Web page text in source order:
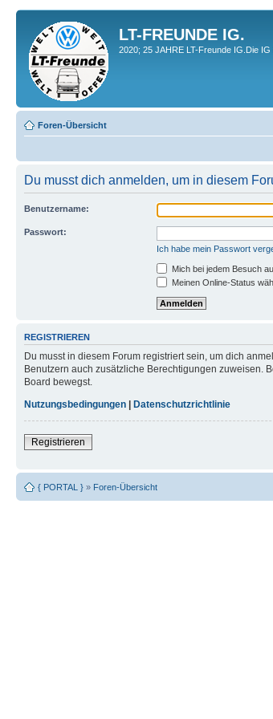
LT-FREUNDE IG.
2020; 25 JAHRE LT-Freunde IG.Die
Foren-Übersicht
Du musst dich anmelden, um in diesem
Benutzername:
Passwort:
Ich habe mein Passwort
Mich bei jedem Besuch
Meinen Online-Status
REGISTRIEREN
Du musst in diesem Forum registriert sein, um dich
Benutzern auch zusätzliche Berechtigungen zuweisen.
Board bewegst.
Nutzungsbedingungen | Datenschutzrichtlinie
Registrieren
{ PORTAL } » Foren-Übersicht